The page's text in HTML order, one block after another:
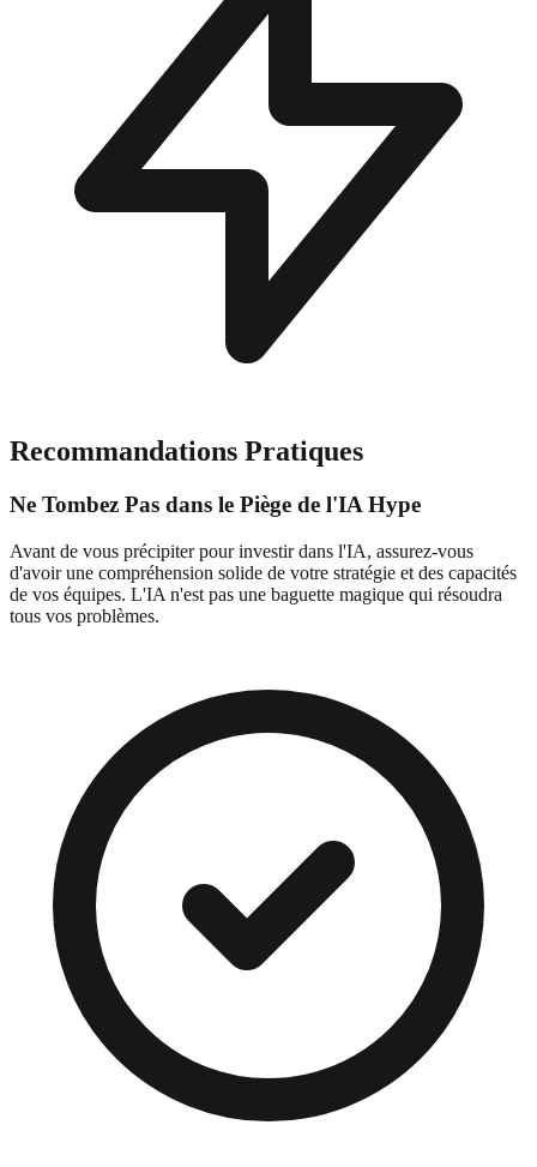
Recommandations Pratiques
Ne Tombez Pas dans le Piège de l'IA Hype
Avant de vous précipiter pour investir dans l'IA, assurez-vous
d'avoir une compréhension solide de votre stratégie et des capacités
de vos équipes. L'IA n'est pas une baguette magique qui résoudra
tous vos problèmes.